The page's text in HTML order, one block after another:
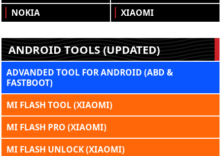
NOKIA
XIAOMI
ANDROID TOOLS (UPDATED)
ADVANDED TOOL FOR ANDROID (ABD &
FASTBOOT)
MI FLASH TOOL (XIAOMI)
MI FLASH PRO (XIAOMI)
MI FLASH UNLOCK (XIAOMI)